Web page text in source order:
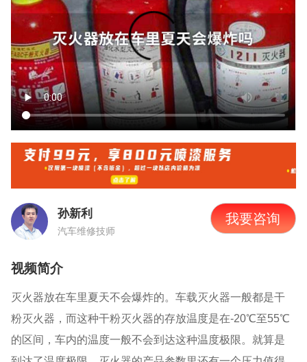
孙新利
汽车维修技师
我要咨询
视频简介
灭火器放在车里夏天不会爆炸的。车载灭火器一般都是干
粉灭火器，而这种干粉灭火器的存放温度是在-20℃至55℃
的区间，车内的温度一般不会到达这种温度极限。就算是